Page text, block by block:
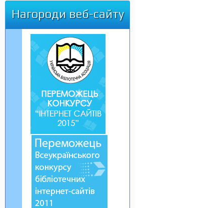
Нагороди веб-сайту